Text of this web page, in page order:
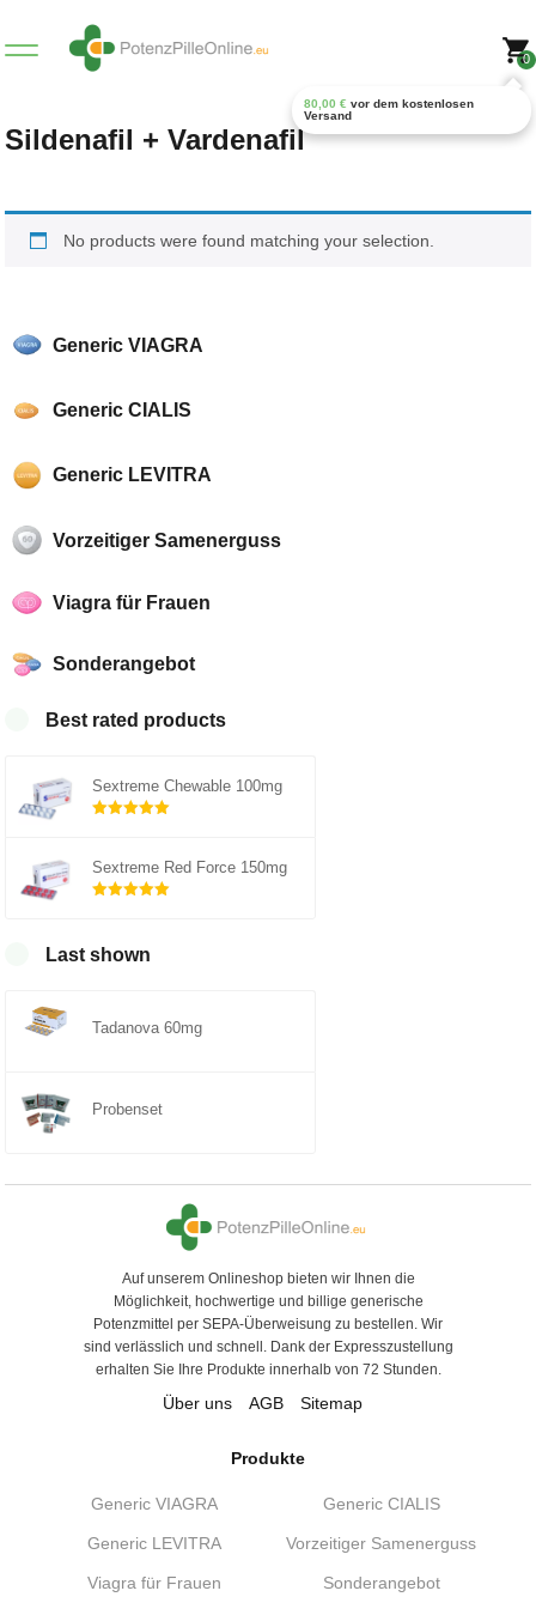
0
80,00 € vor dem kostenlosen
Versand
Generic VIAGRA
Generic CIALIS
Generic LEVITRA
Vorzeitiger Samenerguss
Viagra für Frauen
Sonderangebot
Best rated products
Sextreme Chewable 100mg
Sextreme Red Force 150mg
Last shown
Tadanova 60mg
Probenset
Sildenafil + Vardenafil
No products were found matching your selection.
Auf unserem Onlineshop bieten wir Ihnen die
Möglichkeit, hochwertige und billige generische
Potenzmittel per SEPA-Überweisung zu bestellen. Wir
sind verlässlich und schnell. Dank der Expresszustellung
erhalten Sie Ihre Produkte innerhalb von 72 Stunden.
Über uns AGB Sitemap
Produkte
Generic VIAGRA Generic CIALIS
Generic LEVITRA Vorzeitiger Samenerguss
Viagra für Frauen Sonderangebot